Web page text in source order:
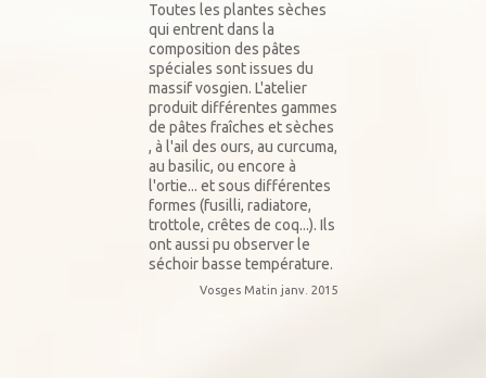
Toutes les plantes sèches
qui entrent dans la
composition des pâtes
spéciales sont issues du
massif vosgien. L'atelier
produit différentes gammes
de pâtes fraîches et sèches
, à l'ail des ours, au curcuma,
au basilic, ou encore à
l'ortie... et sous différentes
formes (fusilli, radiatore,
trottole, crêtes de coq...). Ils
ont aussi pu observer le
séchoir basse température.
Vosges Matin janv. 2015